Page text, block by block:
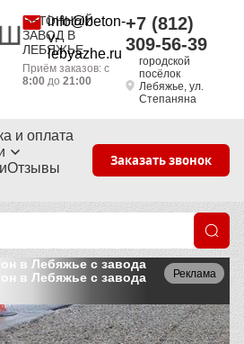
БЕТОННЫЙ
ЗАВОД В
ЛЕБЯЖЬЕ
info@beton-
v-
lebyazhe.ru
Приём заказов: с
8:00до 21:00
+7 (812)
309-56-39
городской
посёлок
Лебяжье, ул.
Степаняна
и оплата
Отзывы
Заказать звонок
Реклама
в Лебяжье с завода
в Лебяжье с завода